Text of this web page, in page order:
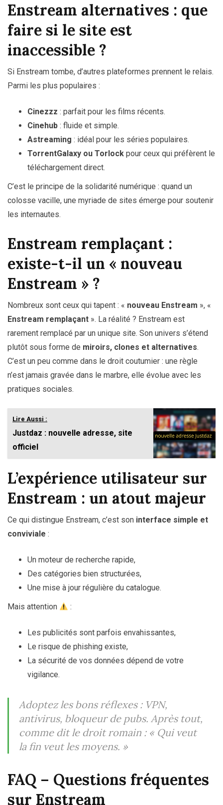
Enstream alternatives : que
faire si le site est
inaccessible ?
Si Enstream tombe, d’autres plateformes prennent le relais.
Parmi les plus populaires :
Cinezzz : parfait pour les films récents.
Cinehub : fluide et simple.
Astreaming : idéal pour les séries populaires.
TorrentGalaxy ou Torlock pour ceux qui préfèrent le
téléchargement direct.
C’est le principe de la solidarité numérique : quand un
colosse vacille, une myriade de sites émerge pour soutenir
les internautes.
Enstream remplaçant :
existe-t-il un « nouveau
Enstream » ?
Nombreux sont ceux qui tapent : « nouveau Enstream », «
Enstream remplaçant ». La réalité ? Enstream est
rarement remplacé par un unique site. Son univers s’étend
plutôt sous forme de miroirs, clones et alternatives.
C’est un peu comme dans le droit coutumier : une règle
n’est jamais gravée dans le marbre, elle évolue avec les
pratiques sociales.
Lire Aussi :
Justdaz : nouvelle adresse, site
officiel
L’expérience utilisateur sur
Enstream : un atout majeur
Ce qui distingue Enstream, c’est son interface simple et
conviviale :
Un moteur de recherche rapide,
Des catégories bien structurées,
Une mise à jour régulière du catalogue.
Mais attention
:
Les publicités sont parfois envahissantes,
Le risque de phishing existe,
La sécurité de vos données dépend de votre
vigilance.
Adoptez les bons réflexes : VPN,
antivirus, bloqueur de pubs. Après tout,
comme dit le droit romain : « Qui veut
la fin veut les moyens. »
FAQ – Questions fréquentes
sur Enstream